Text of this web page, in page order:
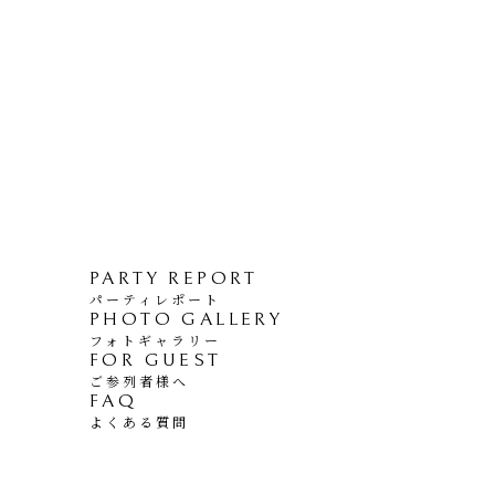
PARTY REPORT
パーティレポート
PHOTO GALLERY
フォトギャラリー
FOR GUEST
ご参列者様へ
FAQ
よくある質問